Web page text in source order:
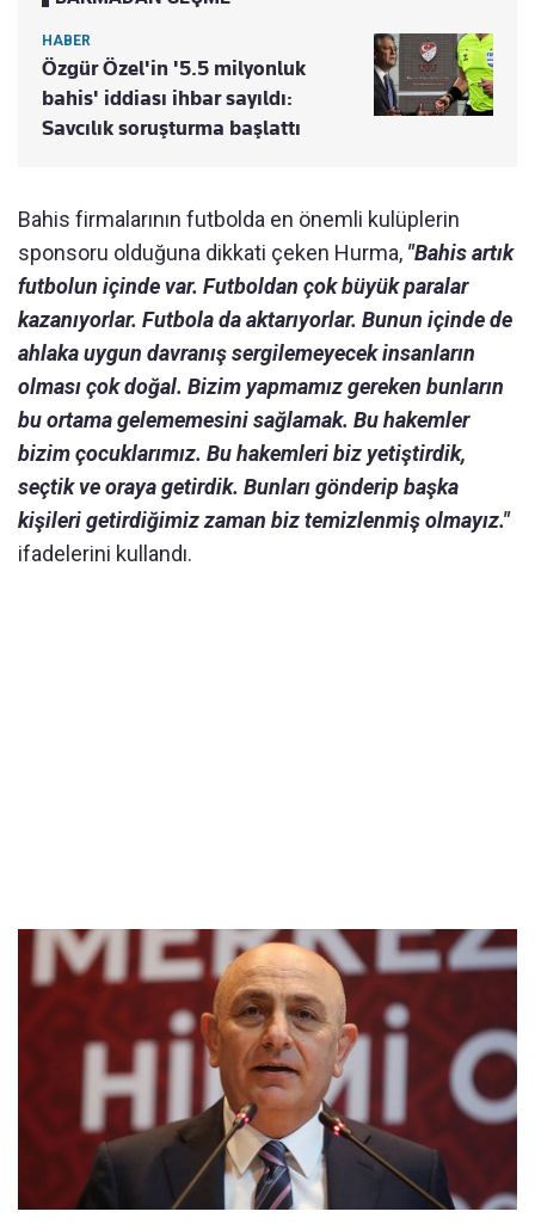
HABER
Özgür Özel'in '5.5 milyonluk
bahis' iddiası ihbar sayıldı:
Savcılık soruşturma başlattı
Bahis firmalarının futbolda en önemli kulüplerin
sponsoru olduğuna dikkati çeken Hurma, "Bahis artık
futbolun içinde var. Futboldan çok büyük paralar
kazanıyorlar. Futbola da aktarıyorlar. Bunun içinde de
ahlaka uygun davranış sergilemeyecek insanların
olması çok doğal. Bizim yapmamız gereken bunların
bu ortama gelememesini sağlamak. Bu hakemler
bizim çocuklarımız. Bu hakemleri biz yetiştirdik,
seçtik ve oraya getirdik. Bunları gönderip başka
kişileri getirdiğimiz zaman biz temizlenmiş olmayız."
ifadelerini kullandı.